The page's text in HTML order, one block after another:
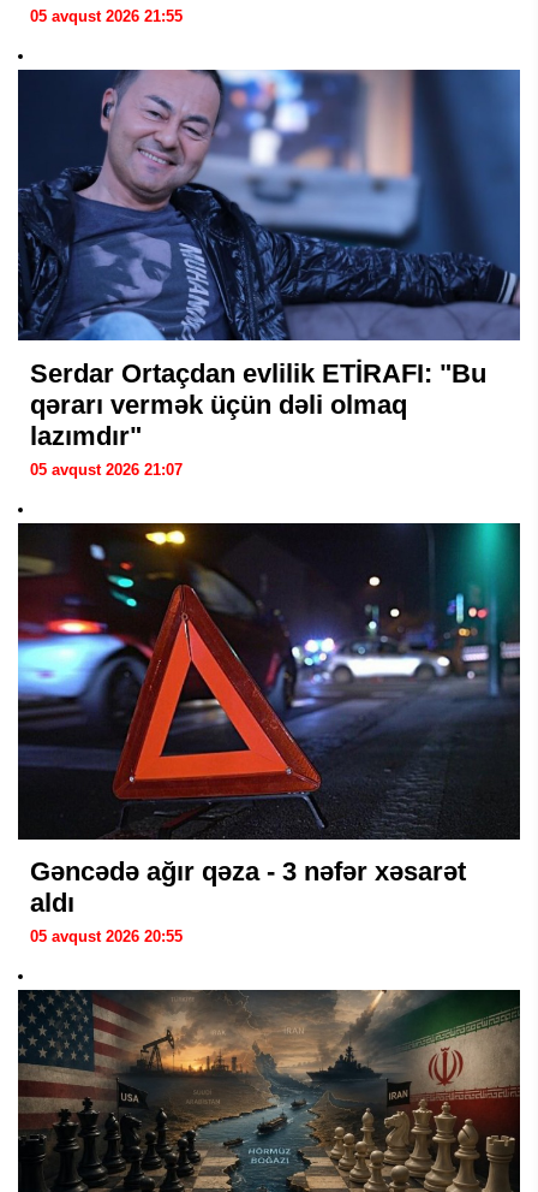
05 avqust 2026 21:55
Serdar Ortaçdan evlilik ETİRAFI: "Bu
qərarı vermək üçün dəli olmaq
lazımdır"
05 avqust 2026 21:07
Gəncədə ağır qəza - 3 nəfər xəsarət
aldı
05 avqust 2026 20:55